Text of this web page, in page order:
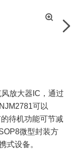
拡
放大器IC，通过
可以
待机功能可节减
微型封装方
式设备。